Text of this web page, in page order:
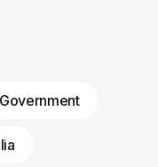
Government